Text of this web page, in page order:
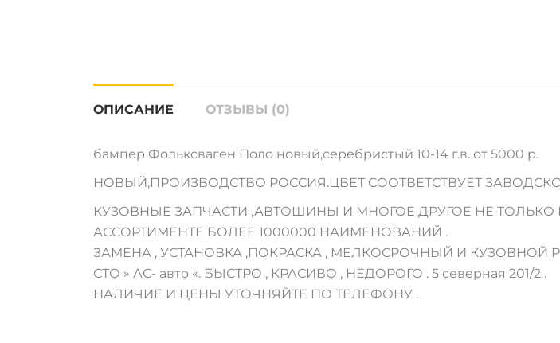
ОПИСАНИЕ ОТЗЫВЫ (0)
бампер Фольксваген Поло новый,серебристый 10-14 г.в. от 5000 р.
НОВЫЙ,ПРОИЗВОДСТВО РОССИЯ.ЦВЕТ СООТВЕТСТВУЕТ
КУЗОВНЫЕ ЗАПЧАСТИ ,АВТОШИНЫ И МНОГОЕ ДРУГОЕ НЕ
АССОРТИМЕНТЕ БОЛЕЕ 1000000 НАИМЕНОВАНИЙ .
ЗАМЕНА , УСТАНОВКА ,ПОКРАСКА , МЕЛКОСРОЧНЫЙ И КУЗОВНОЙ
СТО » АС- авто «. БЫСТРО , КРАСИВО , НЕДОРОГО . 5 северная 201/2 .
НАЛИЧИЕ И ЦЕНЫ УТОЧНЯЙТЕ ПО ТЕЛЕФОНУ .